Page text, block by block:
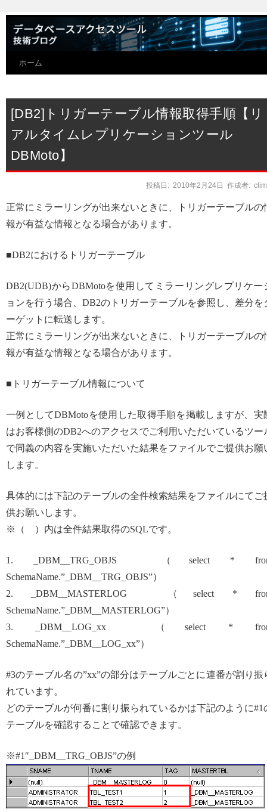
ホーム
[DB2]トリガーテーブル情報取得手順【リ
アルタイムレプリケーションツール
DBMoto】
投稿日: 2010年2月24日 作成者:
正常にミラーリングが出来ないときに、トリガーテーブルの
報が有益な情報となる場合があります。
■DB2におけるトリガーテーブル
DB2(UDB)からDBMotoを使用してミラーリングレプリケー
ョンを行う場合、DB2のトリガーテーブルを参照し、差分を
ーゲットに転送します。
正常にミラーリングが出来ないときに、トリガーテーブルの
報が有益な情報となる場合があります。
■トリガーテーブル情報について
一例としてDBMotoを使用した取得手順を掲載しますが、実
はお客様側のDB2へのアクセスでご利用いただいているツー
で同義の内容を実施いただいた結果をファイルでご提供お願
します。
具体的には下記のテーブルの全件検索結果をファイルにてご
供お願いします。
※（ ）内は全件結果取得のSQLです。
1. _DBM__TRG_OBJS （select *
SchemaName.”_DBM__TRG_OBJS”）
2. _DBM__MASTERLOG （select *
SchemaName.”_DBM__MASTERLOG”）
3. _DBM__LOG_xx （select *
SchemaName.”_DBM__LOG_xx”）
#3のテーブル名の”xx”の部分はテーブルごとに連番が割り振
れています。
どのテーブルが何番に割り振られているかは下記のように#1
テーブルを確認することで確認できます。
※#1″_DBM__TRG_OBJS”の例